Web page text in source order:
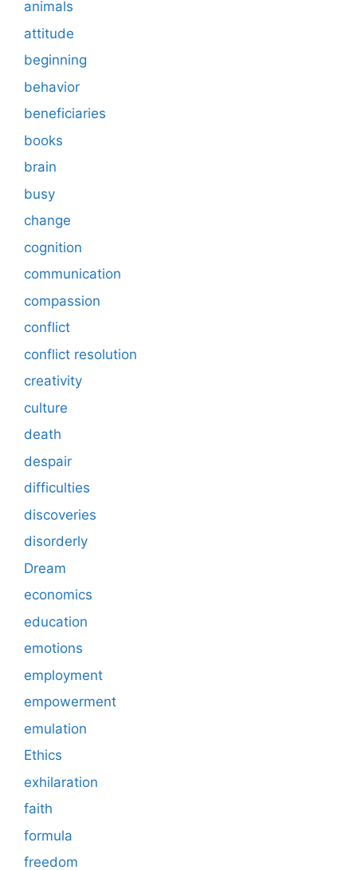
animals
attitude
beginning
behavior
beneficiaries
books
brain
busy
change
cognition
communication
compassion
conflict
conflict resolution
creativity
culture
death
despair
difficulties
discoveries
disorderly
Dream
economics
education
emotions
employment
empowerment
emulation
Ethics
exhilaration
faith
formula
freedom